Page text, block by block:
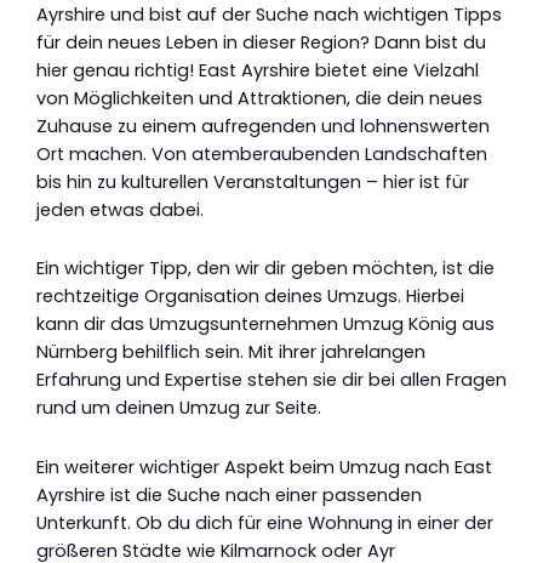
Ayrshire und bist auf der Suche nach wichtigen Tipps
für dein neues Leben in dieser Region? Dann bist du
hier genau richtig! East Ayrshire bietet eine Vielzahl
von Möglichkeiten und Attraktionen, die dein neues
Zuhause zu einem aufregenden und lohnenswerten
Ort machen. Von atemberaubenden Landschaften
bis hin zu kulturellen Veranstaltungen – hier ist für
jeden etwas dabei.
Ein wichtiger Tipp, den wir dir geben möchten, ist die
rechtzeitige Organisation deines Umzugs. Hierbei
kann dir das Umzugsunternehmen Umzug König aus
Nürnberg behilflich sein. Mit ihrer jahrelangen
Erfahrung und Expertise stehen sie dir bei allen Fragen
rund um deinen Umzug zur Seite.
Ein weiterer wichtiger Aspekt beim Umzug nach East
Ayrshire ist die Suche nach einer passenden
Unterkunft. Ob du dich für eine Wohnung in einer der
größeren Städte wie Kilmarnock oder Ayr